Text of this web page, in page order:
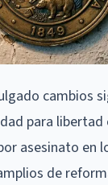
cambios
para libertad
asesinato en
de